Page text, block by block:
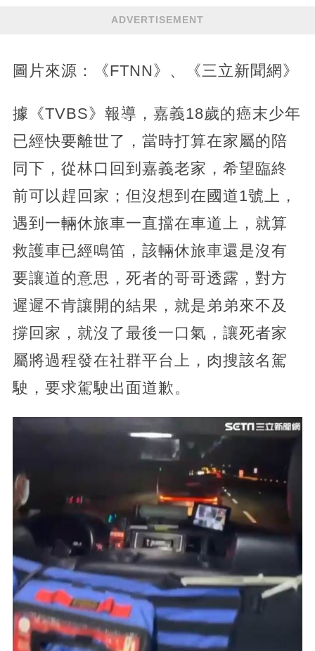
ADVERTISEMENT
圖片來源：《FTNN》、《三立新聞網》
據《TVBS》報導，嘉義18歲的癌末少年
已經快要離世了，當時打算在家屬的陪
同下，從林口回到嘉義老家，希望臨終
前可以趕回家；但沒想到在國道1號上，
遇到一輛休旅車一直擋在車道上，就算
救護車已經鳴笛，該輛休旅車還是沒有
要讓道的意思，死者的哥哥透露，對方
遲遲不肯讓開的結果，就是弟弟來不及
撐回家，就沒了最後一口氣，讓死者家
屬將過程發在社群平台上，肉搜該名駕
駛，要求駕駛出面道歉。